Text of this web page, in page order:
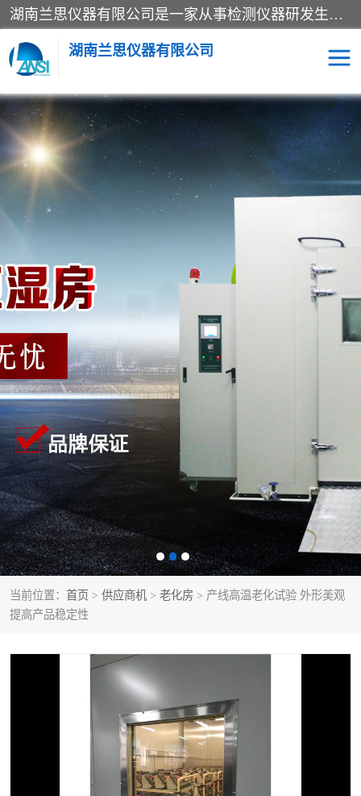
湖南兰思仪器有限公司是一家从事检测仪器研发生产销售和维修保养服务的综合型企业，产品符合国际标准可按需定制专业售前售后工程师，主要有门窗性能体验箱、门窗隔音展示箱、恒温恒湿试验箱、步入式恒温恒湿房、高低温试验箱、老化试验箱、老化试验房、恒温恒湿培养箱、水泥标准养护试验箱、电热鼓风干燥试验箱、真空干燥箱、工业烤箱、盐雾腐蚀试验箱等。
湖南兰思仪器有限公司
当前位置： 首页 > 供应商机 > 老化房 > 产线高温老化试验 外形美观
提高产品稳定性
老化房 恒温恒湿试验箱
工业烘箱 门窗体验箱